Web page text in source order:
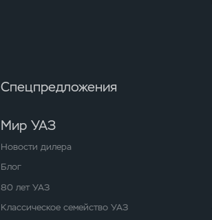
Спецпредложения
Мир УАЗ
Новости дилера
Блог
80 лет УАЗ
Классическое семейство УАЗ